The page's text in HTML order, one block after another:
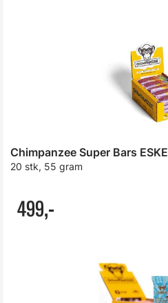
Chimpanzee Super Bars ESKE
20 stk, 55 gram
499,-